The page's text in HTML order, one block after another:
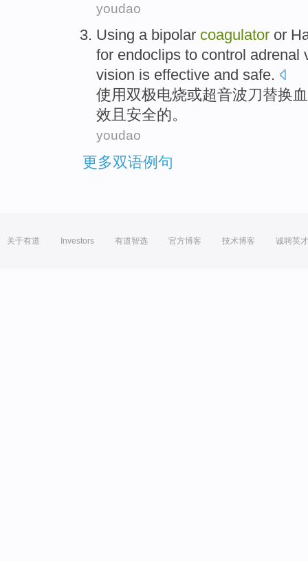
youdao
Using a bipolar coagulator or
for endoclips to control adrenal
vision is effective and safe.
使用双极电烧或超音波刀 替换
效 且 安全的。
youdao
更多双语例句
关于有道 Investors 有道智选 官方博客 技术博客 诚聘英才